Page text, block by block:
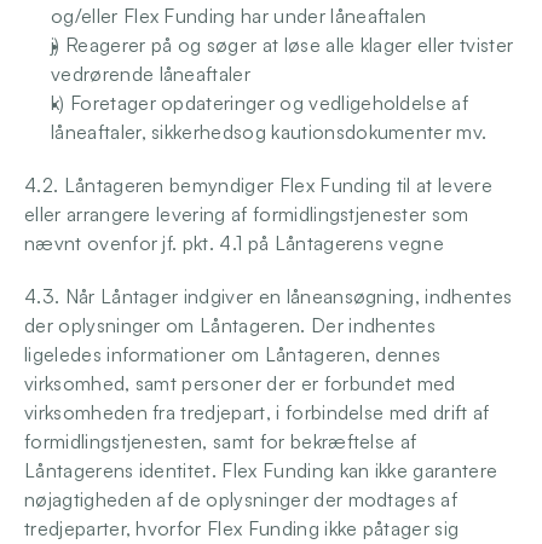
og/eller Flex Funding har under låneaftalen
j) Reagerer på og søger at løse alle klager eller tvister
vedrørende låneaftaler
k) Foretager opdateringer og vedligeholdelse af
låneaftaler, sikkerhedsog kautionsdokumenter mv.
4.2. Låntageren bemyndiger Flex Funding til at levere
eller arrangere levering af formidlingstjenester som
nævnt ovenfor jf. pkt. 4.1 på Låntagerens vegne
4.3. Når Låntager indgiver en låneansøgning, indhentes
der oplysninger om Låntageren. Der indhentes
ligeledes informationer om Låntageren, dennes
virksomhed, samt personer der er forbundet med
virksomheden fra tredjepart, i forbindelse med drift af
formidlingstjenesten, samt for bekræftelse af
Låntagerens identitet. Flex Funding kan ikke garantere
nøjagtigheden af de oplysninger der modtages af
tredjeparter, hvorfor Flex Funding ikke påtager sig